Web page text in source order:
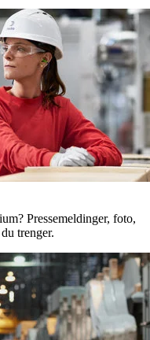
Pressemeldinger, foto,
trenger.